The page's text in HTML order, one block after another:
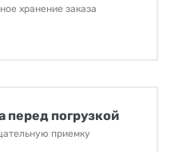
хранение заказа
перед погрузкой
приемку